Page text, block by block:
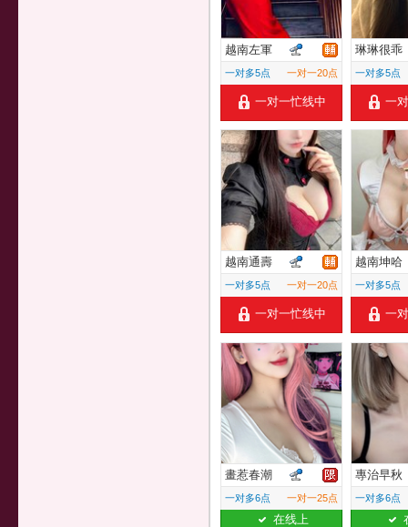
越南左軍
一对多5点 一对一20点
一对一忙线中
琳琳很乖
一对多5点
一
越南通壽
一对多5点 一对一20点
一对一忙线中
越南坤哈
一对多5点
一
畫惹春潮
一对多6点 一对一25点
在线上
專治早秋
一对多6点